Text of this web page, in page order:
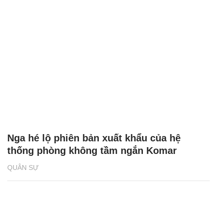
QUÂN SỰ
Nga hé lộ phiên bản xuất khẩu của hệ
thống phòng không tầm ngắn Komar